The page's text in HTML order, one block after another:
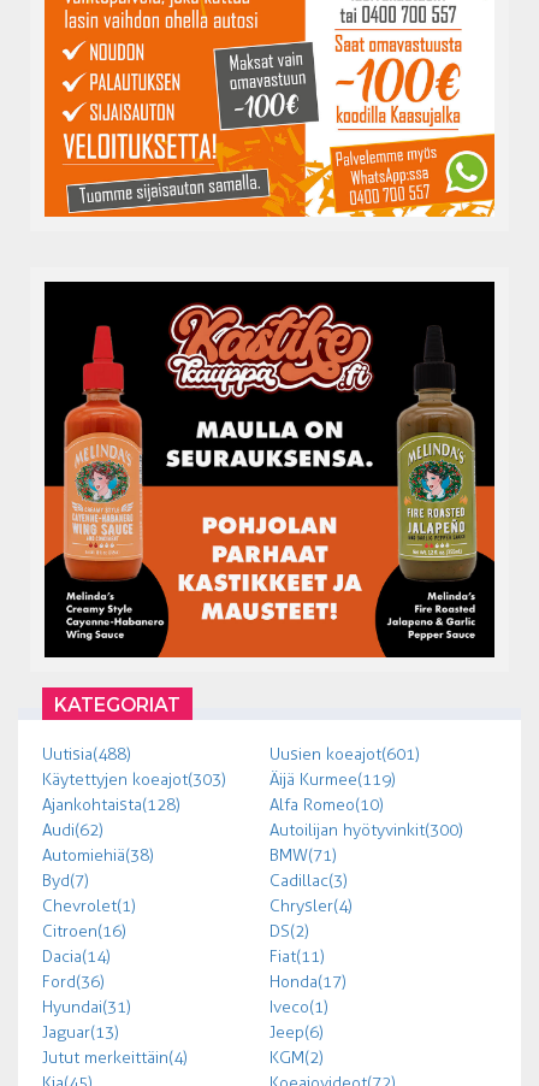
KATEGORIAT
Uutisia (488)
Uusien koeajot (601)
Käytettyjen koeajot (303)
Äijä Kurmee (119)
Ajankohtaista (128)
Alfa Romeo (10)
Audi (62)
Autoilijan hyötyvinkit (300)
Automiehiä (38)
BMW (71)
Byd (7)
Cadillac (3)
Chevrolet (1)
Chrysler (4)
Citroen (16)
DS (2)
Dacia (14)
Fiat (11)
Ford (36)
Honda (17)
Hyundai (31)
Iveco (1)
Jaguar (13)
Jeep (6)
Jutut merkeittäin (4)
KGM (2)